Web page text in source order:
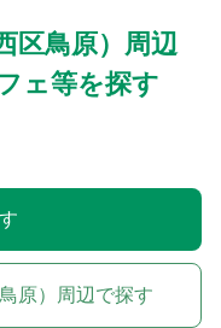
区鳥原）周辺
ェ等を探す
原）周辺で探す